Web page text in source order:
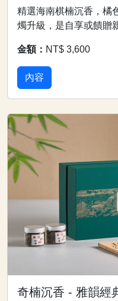
精選海南棋楠沉香，橘
燭升級，是自享或饋贈
金額： NT$ 3,600
內容
奇楠沉香 - 雅韻經